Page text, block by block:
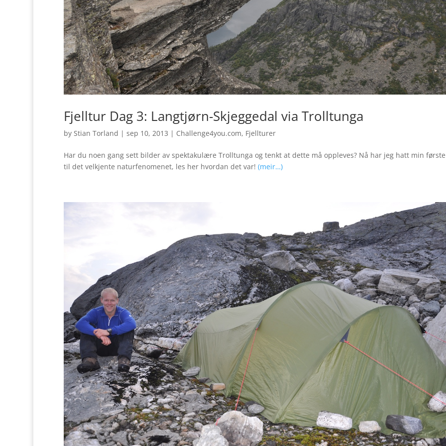
Fjelltur Dag 3: Langtjørn-Skjeggedal via Trolltunga
by Stian Torland | sep 10, 2013 | Challenge4you.com, Fjellturer
Har du noen gang sett bilder av spektakulære Trolltunga og tenkt at dette må oppleves? Nå har jeg hatt min
til det velkjente naturfenomenet, les her hvordan det var! (meir…)